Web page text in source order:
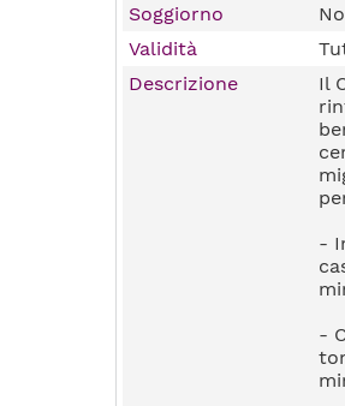
Soggiorno
Validità
Descrizione
Il
-
-